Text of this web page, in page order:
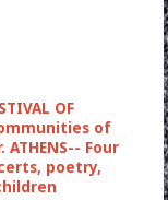
OF
of
Four
poetry,